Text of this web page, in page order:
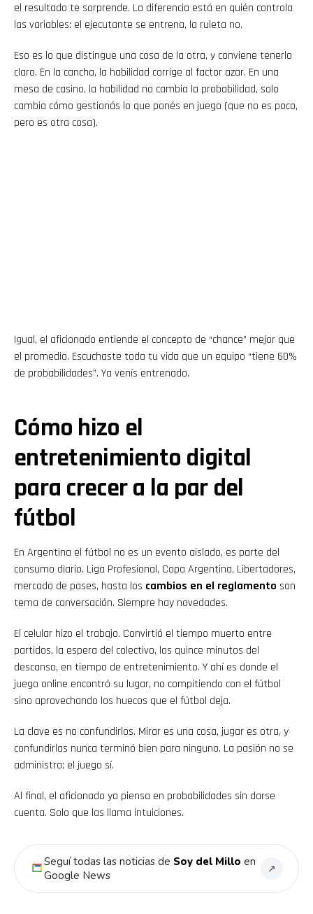
el resultado te sorprende. La diferencia está en quién controla
las variables: el ejecutante se entrena, la ruleta no.
Eso es lo que distingue una cosa de la otra, y conviene tenerlo
claro. En la cancha, la habilidad corrige al factor azar. En una
mesa de casino, la habilidad no cambia la probabilidad, solo
cambia cómo gestionás lo que ponés en juego (que no es poco,
pero es otra cosa).
Igual, el aficionado entiende el concepto de “chance” mejor que
el promedio. Escuchaste toda tu vida que un equipo “tiene 60%
de probabilidades”. Ya venís entrenado.
Cómo hizo el
entretenimiento digital
para crecer a la par del
fútbol
En Argentina el fútbol no es un evento aislado, es parte del
consumo diario. Liga Profesional, Copa Argentina, Libertadores,
mercado de pases, hasta los cambios en el reglamento son
tema de conversación. Siempre hay novedades.
El celular hizo el trabajo. Convirtió el tiempo muerto entre
partidos, la espera del colectivo, los quince minutos del
descanso, en tiempo de entretenimiento. Y ahí es donde el
juego online encontró su lugar, no compitiendo con el fútbol
sino aprovechando los huecos que el fútbol deja.
La clave es no confundirlos. Mirar es una cosa, jugar es otra, y
confundirlas nunca terminó bien para ninguno. La pasión no se
administra; el juego sí.
Al final, el aficionado ya piensa en probabilidades sin darse
cuenta. Solo que las llama intuiciones.
Seguí todas las noticias de Soy del Millo en
Google News
↗